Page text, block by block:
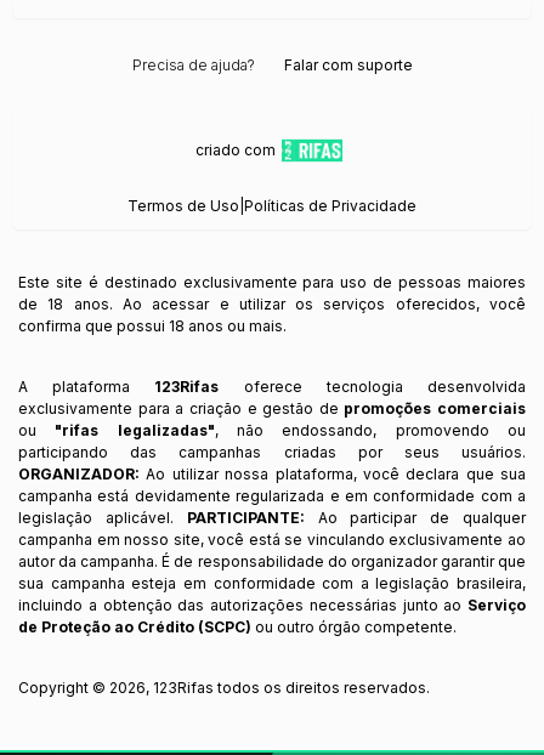
Precisa de ajuda? Falar com suporte
criado com
Termos de Uso Políticas de Privacidade
Este site é destinado exclusivamente para uso de pessoas maiores
de 18 anos. Ao acessar e utilizar os serviços oferecidos, você
confirma que possui 18 anos ou mais.
A plataforma 123Rifas oferece tecnologia desenvolvida
exclusivamente para a criação e gestão de promoções comerciais
ou "rifas legalizadas", não endossando, promovendo ou
participando das campanhas criadas por seus usuários.
ORGANIZADOR: Ao utilizar nossa plataforma, você declara que sua
campanha está devidamente regularizada e em conformidade com a
legislação aplicável. PARTICIPANTE: Ao participar de qualquer
campanha em nosso site, você está se vinculando exclusivamente ao
autor da campanha. É de responsabilidade do organizador garantir que
sua campanha esteja em conformidade com a legislação brasileira,
incluindo a obtenção das autorizações necessárias junto ao Serviço
de Proteção ao Crédito (SCPC) ou outro órgão competente.
Copyright © 2026, 123Rifas todos os direitos reservados.